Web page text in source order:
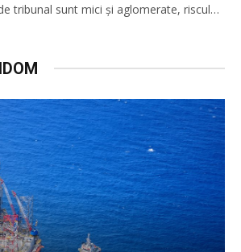
tribunal sunt mici și aglomerate, riscul…